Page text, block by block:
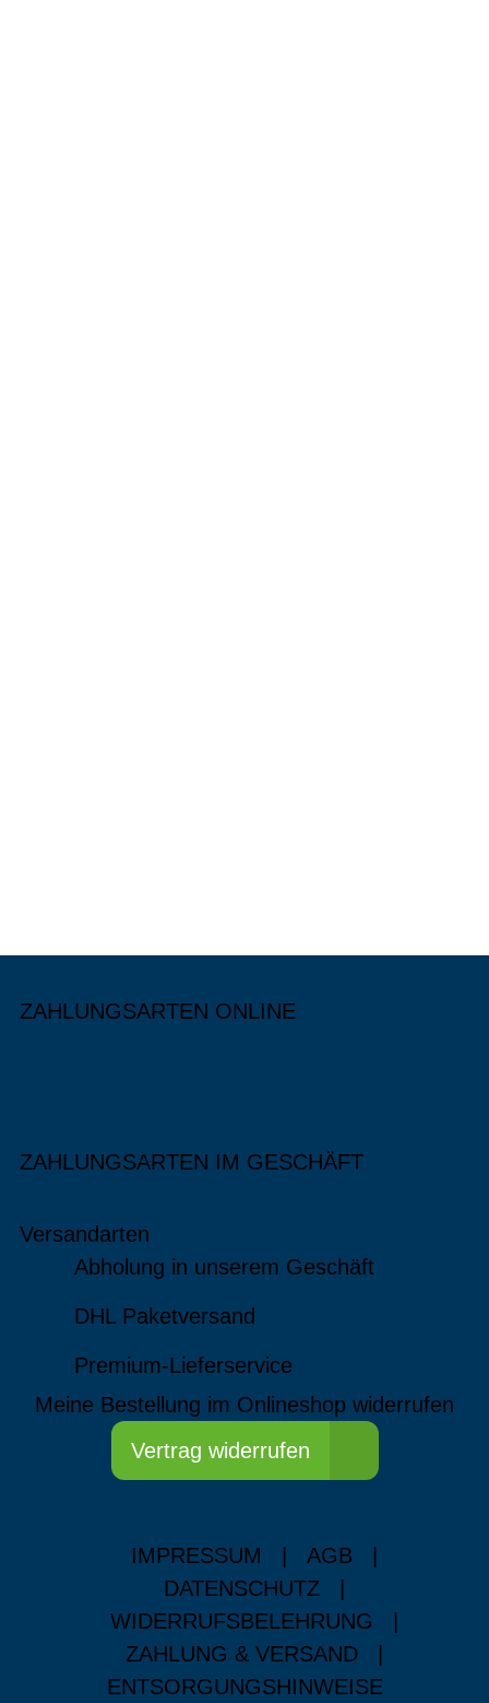
ZAHLUNGSARTEN ONLINE
ZAHLUNGSARTEN IM GESCHÄFT
Versandarten
Abholung in unserem Geschäft
DHL Paketversand
Premium-Lieferservice
Meine Bestellung im Onlineshop widerrufen
Vertrag widerrufen
IMPRESSUM AGB
DATENSCHUTZ
WIDERRUFSBELEHRUNG
ZAHLUNG & VERSAND
ENTSORGUNGSHINWEISE